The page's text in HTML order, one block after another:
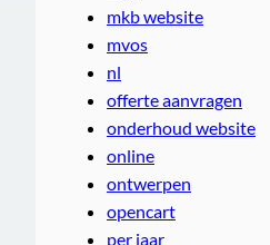
mkb website
mvos
nl
offerte aanvragen
onderhoud website
online
ontwerpen
opencart
per jaar